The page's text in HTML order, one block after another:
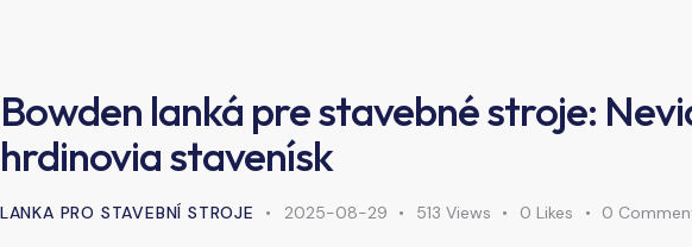
Bowden lanká pre stavebné stroje:
hrdinovia stavenísk
LANKA PRO STAVEBNÍ STROJE 2025-08-29 513 Views 0 Likes 0